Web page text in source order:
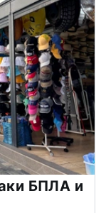
БПЛА и